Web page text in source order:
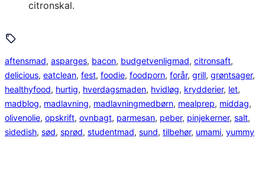
citronskal.
aftensmad, asparges, bacon, budgetvenligmad, citronsaft
delicious, eatclean, fest, foodie, foodporn, forår, grill, grøntsager
healthyfood, hurtig, hverdagsmaden, hvidløg, krydderier, let
madblog, madlavning, madlavningmedbørn, mealprep, middag
olivenolie, opskrift, ovnbagt, parmesan, peber, pinjekerner, salt
sidedish, sød, sprød, studentmad, sund, tilbehør, umami, yummy